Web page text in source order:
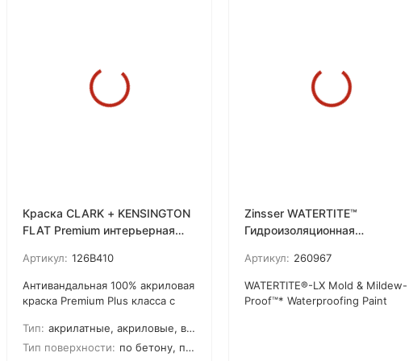
Краска CLARK + KENSINGTON
FLAT Premium интерьерная
керамическими
микрогранулами 1 кварта
(0,946л.)
Артикул: 126B410
Антивандальная 100% акриловая
краска Premium Plus класса с
улучшенной формулы и
революционной технологией
Тип: акрилатные, акриловые, водные (водоэмульсионные), латексные
Тип поверхности: по бетону, по дереву, по камню, по кирпичу, по штукатурке, для гипсокартона, для ДСП, для МДФ
Zinsser WATERTITE™
Гидроизоляционная
самогрунтующаяся краска
для бетона (латексная водная)
Артикул: 260967
WATERTITE®-LX Mold & Mildew-
Proof™* Waterproofing Paint